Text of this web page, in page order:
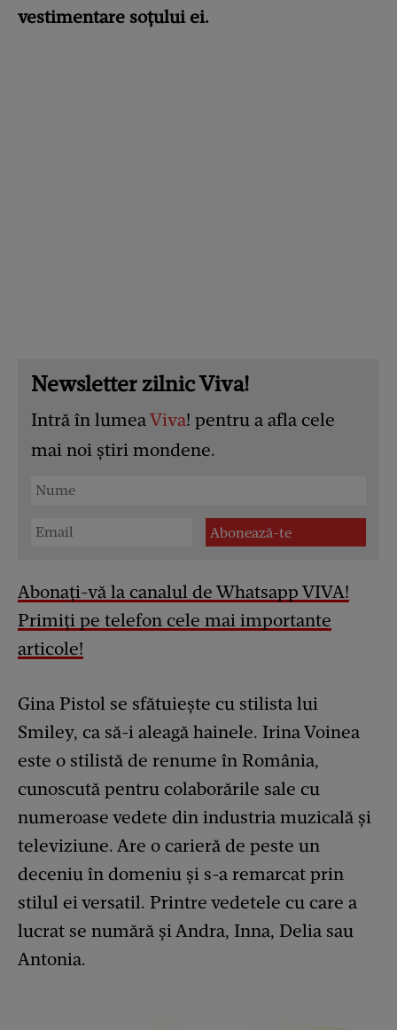
vestimentare soțului ei.
Newsletter zilnic Viva!
Intră în lumeaViva! pentru a afla cele
mai noi știri mondene.
Abonați-vă la canalul de Whatsapp VIVA!
Primiți pe telefon cele mai importante
articole!
Gina Pistol se sfătuiește cu stilista lui
Smiley, ca să-i aleagă hainele. Irina Voinea
este o stilistă de renume în România,
cunoscută pentru colaborările sale cu
numeroase vedete din industria muzicală și
televiziune. Are o carieră de peste un
deceniu în domeniu și s-a remarcat prin
stilul ei versatil. Printre vedetele cu care a
lucrat se numără și Andra, Inna, Delia sau
Antonia.